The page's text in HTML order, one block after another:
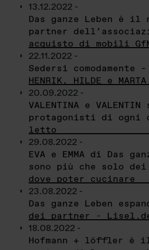
13.12.2022 -
Das ganze Leben è il
partner
acquisto di mobili
22.11.2022 -
Sedersi comodamente –
HENRIK, HILDE e MARTA
20.09.2022 -
VALENTINA e
protagonisti di ogni
letto
29.08.2022 -
EVA e EMMA di Das
sono più che solo
dove poter cucinare
23.08.2022 -
Das ganze Leben
dei partner -
18.08.2022 -
Hofmann + löffler è